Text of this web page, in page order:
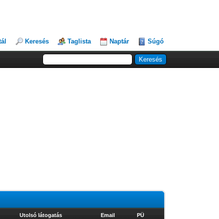
Keresés Taglista Naptár Súgó
Utolsó látogatás Email PÜ